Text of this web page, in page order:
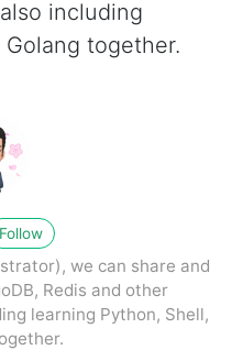
including
together.
Follow
we can share and
Redis and other
learning Python, Shell,